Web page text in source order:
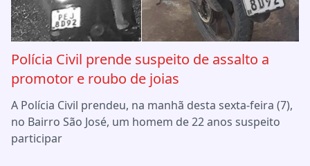
Polícia Civil prende suspeito de assalto a
promotor e roubo de joias
A Polícia Civil prendeu, na manhã desta sexta-feira (7),
no Bairro São José, um homem de 22 anos suspeito
participar